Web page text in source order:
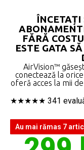
ÎNCETAȚI
FĂRĂ
ESTE GATA
AirVision™
conectează la
oferă acces la mii
★★★★★ 341
Au mai rămas 7